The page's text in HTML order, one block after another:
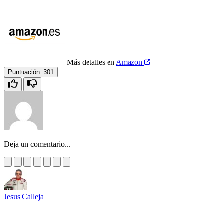
Más detalles en Amazon
Puntuación: 301
Deja un comentario...
Jesus Calleja